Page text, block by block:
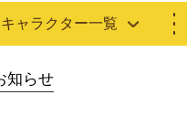
キャラクター一覧
知らせ